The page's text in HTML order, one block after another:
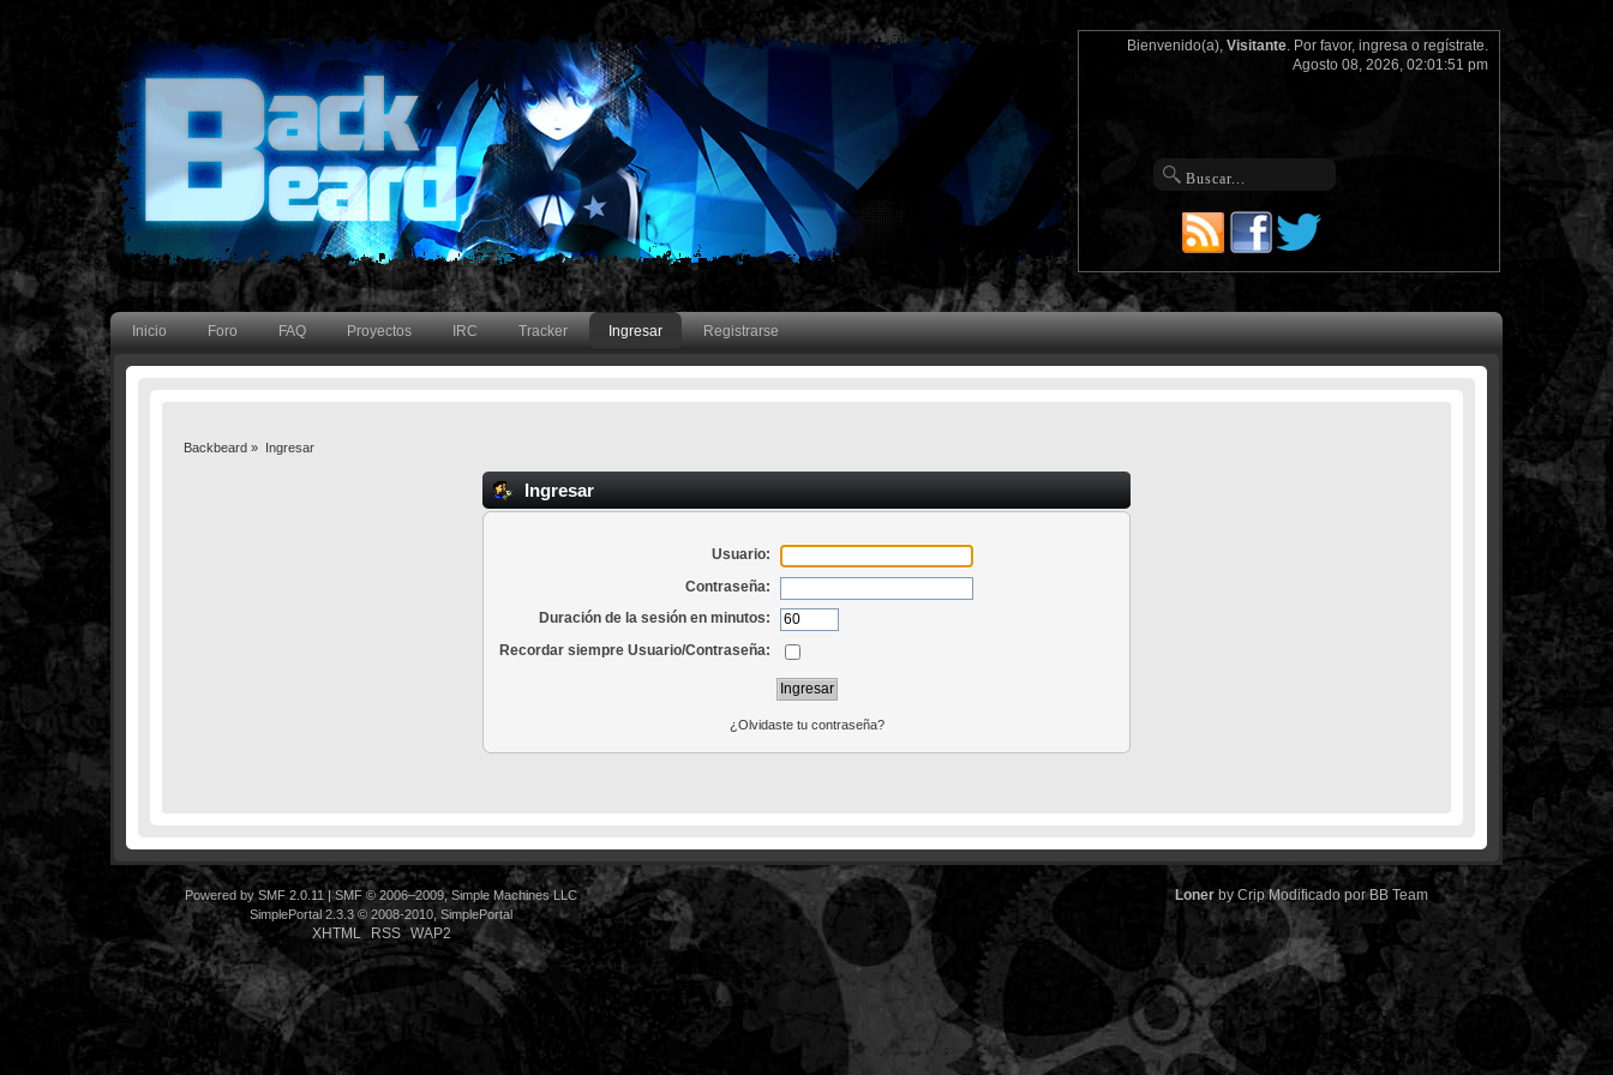
Bienvenido(a), Visitante. Por favor, ingresao regístrate.
Agosto 08, 2026, 02:01:51 pm
Inicio Foro FAQ Proyectos IRC Tracker Ingresar Registrarse
Backbeard » Ingresar
Ingresar
Usuario:
Contraseña:
Duración de la sesión en minutos:
Recordar siempre Usuario/Contraseña:
¿Olvidaste tu contraseña?
Powered by SMF 2.0.11|SMF © 2006–2009, Simple Machines LLC
SimplePortal 2.3.3 © 2008-2010, SimplePortal
XHTML RSS WAP2
Lonerby Crip